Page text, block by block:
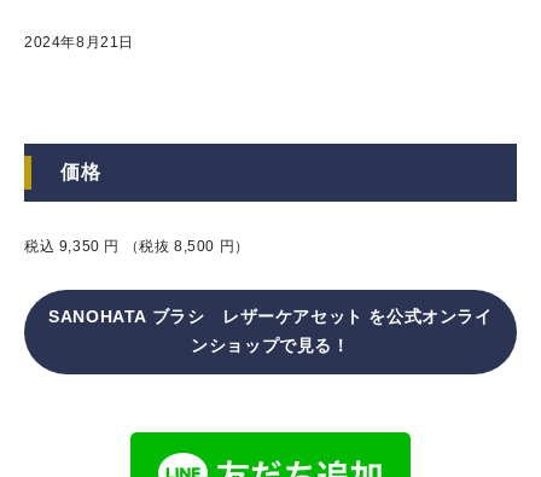
2024年8月21日
価格
税込 9,350 円 （税抜 8,500 円）
SANOHATA ブラシ レザーケアセット を公式オンライ
ンショップで見る！